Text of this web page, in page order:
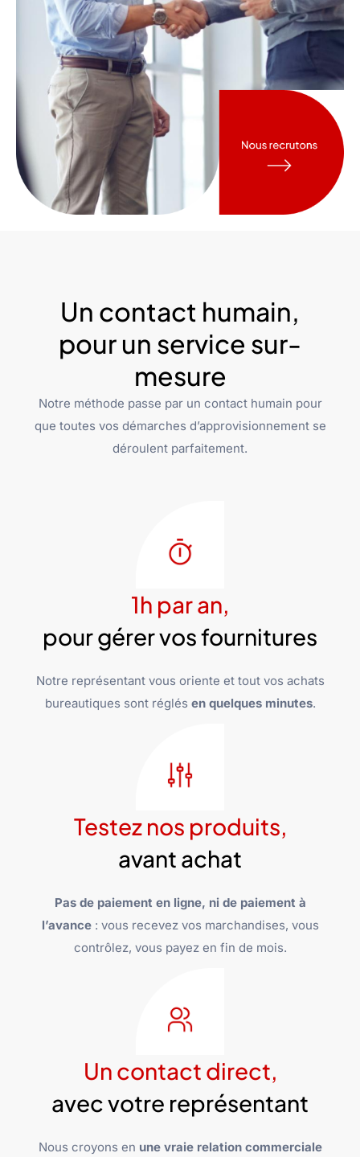
Un contact humain,
pour un service sur-
mesure
Notre méthode passe par un contact humain pour
que toutes vos démarches d’approvisionnement se
déroulent parfaitement.
1h par an,
pour gérer vos fournitures
Notre représentant vous oriente et tout vos achats
bureautiques sont réglés en quelques minutes.
Testez nos produits,
avant achat
Pas de paiement en ligne, ni de paiement à
l’avance: vous recevez vos marchandises, vous
contrôlez, vous payez en fin de mois.
Un contact direct,
avec votre représentant
Nous croyons en une vraie relation commerciale